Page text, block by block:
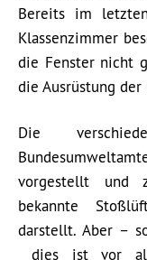
Bereits im
Klassenzimmer
die Fenster nicht
die Ausrüstung
Die
vorgestellt und
bekannte
darstellt. Aber –
dies ist vor